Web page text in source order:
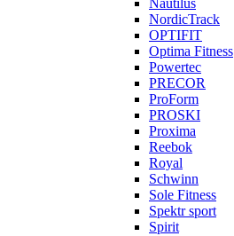
Nautilus
NordicTrack
OPTIFIT
Optima Fitness
Powertec
PRECOR
ProForm
PROSKI
Proxima
Reebok
Royal
Schwinn
Sole Fitness
Spektr sport
Spirit